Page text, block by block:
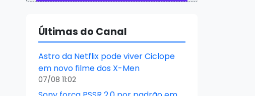
Últimas do Canal
Astro da Netflix pode viver Ciclope
em novo filme dos X-Men
07/08 11:02